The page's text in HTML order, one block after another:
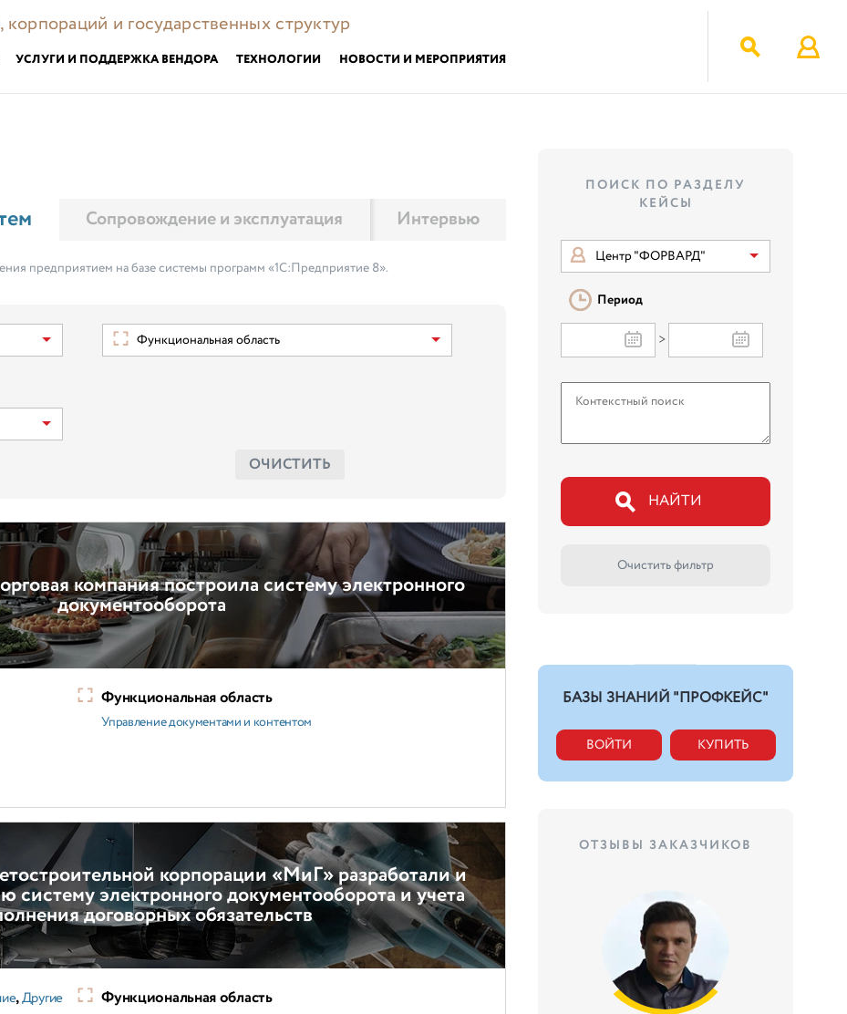
и государственных структур
УСЛУГИ И ПОДДЕРЖКА ВЕНДОРА ТЕХНОЛОГИИ НОВОСТИ И МЕРОПРИЯТИЯ
Сопровождение и эксплуатация Интервью
предприятием на базе системы программ «1С:Предприятие 8».
Функциональная область
ОЧИСТИТЬ
компания построила систему электронного
документооборота
Функциональная область
Управление документами и контентом
корпорации «МиГ» разработали и
систему электронного документооборота и учета
договорных обязательств
,Другие
Функциональная область
ПОИСК ПО РАЗДЕЛУ
КЕЙСЫ
Центр "ФОРВАРД"
Период
>
НАЙТИ
Очистить фильтр
БАЗЫ ЗНАНИЙ "ПРОФКЕЙС"
ВОЙТИ КУПИТЬ
ОТЗЫВЫ ЗАКАЗЧИКОВ